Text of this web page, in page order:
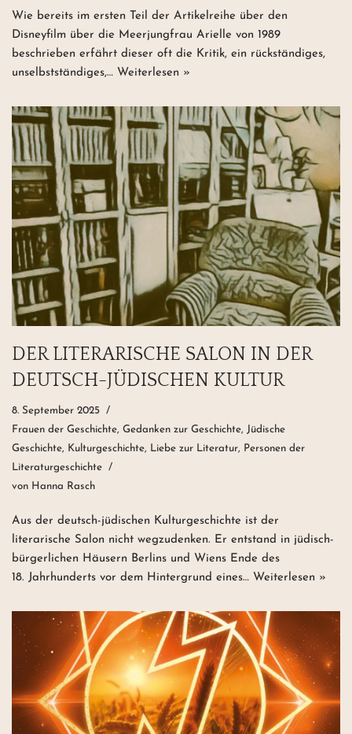
Wie bereits im ersten Teil der Artikelreihe über den
Disneyfilm über die Meerjungfrau Arielle von 1989
beschrieben erfährt dieser oft die Kritik, ein rückständiges,
unselbstständiges,… Weiterlesen »
DER LITERARISCHE SALON IN DER
DEUTSCH-JÜDISCHEN KULTUR
8. September 2025
Frauen der Geschichte, Gedanken zur Geschichte, Jüdische
Geschichte, Kulturgeschichte, Liebe zur Literatur, Personen der
Literaturgeschichte
von Hanna Rasch
Aus der deutsch-jüdischen Kulturgeschichte ist der
literarische Salon nicht wegzudenken. Er entstand in jüdisch-
bürgerlichen Häusern Berlins und Wiens Ende des
18. Jahrhunderts vor dem Hintergrund eines… Weiterlesen »